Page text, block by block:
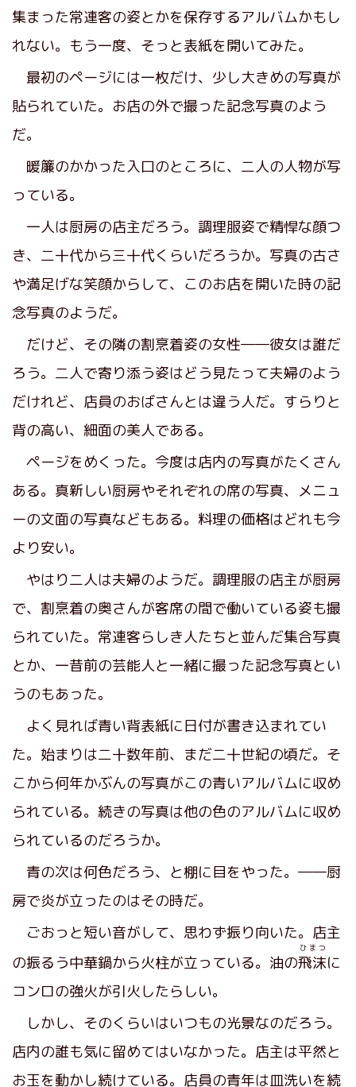
集まった常連客の姿とかを保存するアルバムかもし
れない。もう一度、そっと表紙を開いてみた。
最初のページには一枚だけ、少し大きめの写真が
貼られていた。お店の外で撮った記念写真のよう
だ。
暖簾のかかった入口のところに、二人の人物が写
っている。
一人は厨房の店主だろう。調理服姿で精悍な顔つ
き、二十代から三十代くらいだろうか。写真の古さ
や満足げな笑顔からして、このお店を開いた時の記
念写真のようだ。
だけど、その隣の割烹着姿の女性――彼女は誰だ
ろう。二人で寄り添う姿はどう見たって夫婦のよう
だけれど、店員のおばさんとは違う人だ。すらりと
背の高い、細面の美人である。
ページをめくった。今度は店内の写真がたくさん
ある。真新しい厨房やそれぞれの席の写真、メニュ
ーの文面の写真などもある。料理の価格はどれも今
より安い。
やはり二人は夫婦のようだ。調理服の店主が厨房
で、割烹着の奥さんが客席の間で働いている姿も撮
られていた。常連客らしき人たちと並んだ集合写真
とか、一昔前の芸能人と一緒に撮った記念写真とい
うのもあった。
よく見れば青い背表紙に日付が書き込まれてい
た。始まりは二十数年前、まだ二十世紀の頃だ。そ
こから何年かぶんの写真がこの青いアルバムに収め
られている。続きの写真は他の色のアルバムに収め
られているのだろうか。
青の次は何色だろう、と棚に目をやった。――厨
房で炎が立ったのはその時だ。
ごおっと短い音がして、思わず振り向いた。店主
の振るう中華鍋から火柱が立っている。油の飛沫
ひまつ
に
コンロの強火が引火したらしい。
しかし、そのくらいはいつもの光景なのだろう。
店内の誰も気に留めてはいなかった。店主は平然と
お玉を動かし続けている。店員の青年は皿洗いを続